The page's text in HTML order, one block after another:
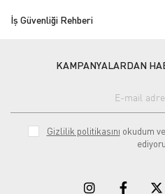
İş Güvenliği Rehberi
KAMPANYALARDAN
Gizlilik politikasını okudum